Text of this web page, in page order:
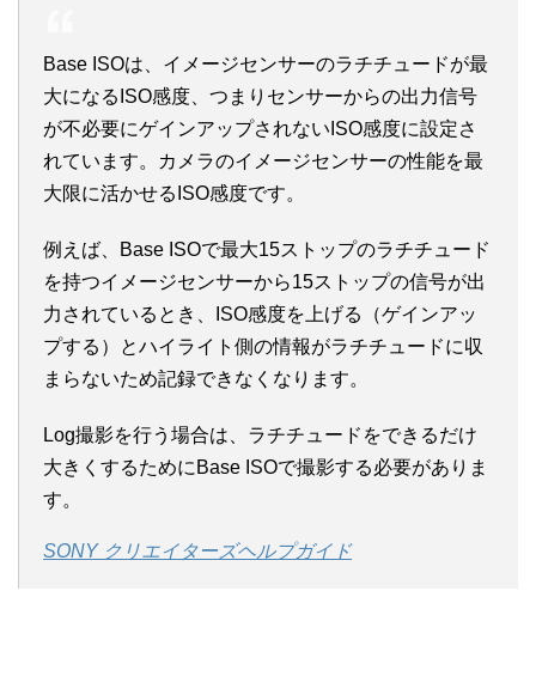
Base ISOは、イメージセンサーのラチチュードが最
大になるISO感度、つまりセンサーからの出力信号
が不必要にゲインアップされないISO感度に設定さ
れています。カメラのイメージセンサーの性能を最
大限に活かせるISO感度です。
例えば、Base ISOで最大15ストップのラチチュード
を持つイメージセンサーから15ストップの信号が出
力されているとき、ISO感度を上げる（ゲインアッ
プする）とハイライト側の情報がラチチュードに収
まらないため記録できなくなります。
Log撮影を行う場合は、ラチチュードをできるだけ
大きくするためにBase ISOで撮影する必要がありま
す。
SONY クリエイターズヘルプガイド